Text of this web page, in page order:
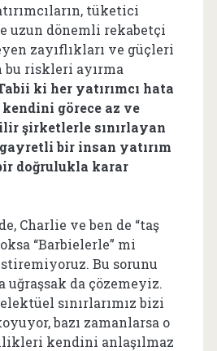
tüketici
uzun dönemli rekabetçi
zayıflıkları ve güçleri
riskleri ayırma
ki her yatırımcı hata
görece az ve
şirketlerle sınırlayan
bir insan yatırım
doğrulukla karar
Charlie ve ben de “taş
“Barbielerle” mi
Bu sorunu
uğraşsak da çözemeyiz.
sınırlarımız bizi
bazı zamanlarsa o
kendini anlaşılmaz